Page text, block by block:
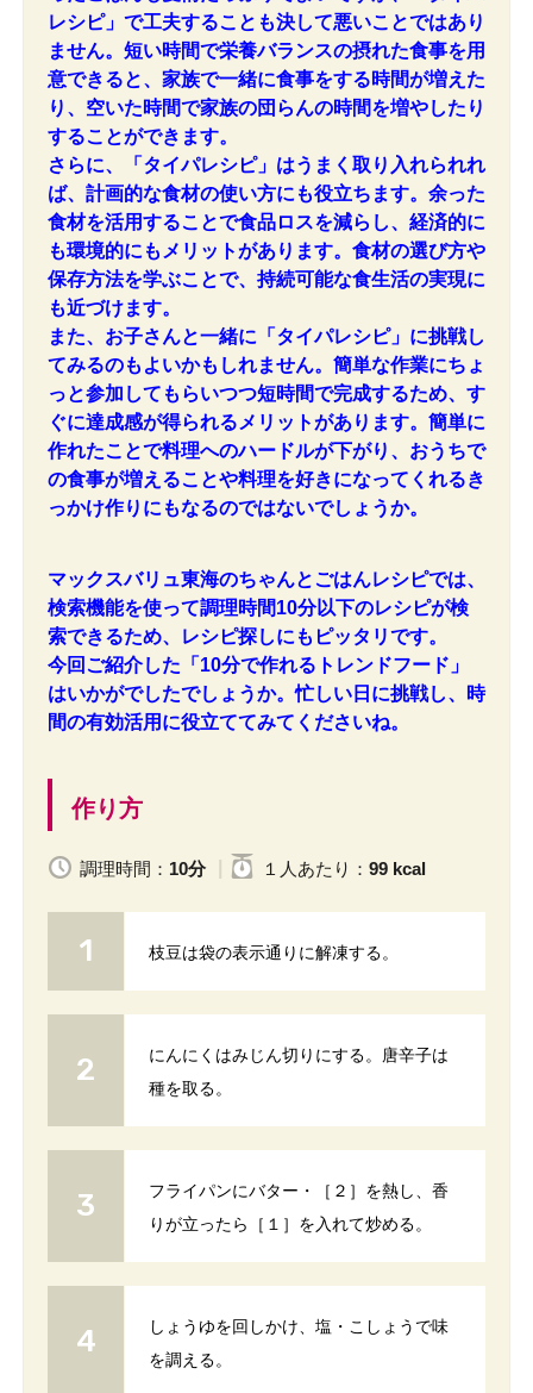
レシピ」で工夫することも決して悪いことではあり
ません。短い時間で栄養バランスの摂れた食事を用
意できると、家族で一緒に食事をする時間が増えた
り、空いた時間で家族の団らんの時間を増やしたり
することができます。
さらに、「タイパレシピ」はうまく取り入れられれ
ば、計画的な食材の使い方にも役立ちます。余った
食材を活用することで食品ロスを減らし、経済的に
も環境的にもメリットがあります。食材の選び方や
保存方法を学ぶことで、持続可能な食生活の実現に
も近づけます。
また、お子さんと一緒に「タイパレシピ」に挑戦し
てみるのもよいかもしれません。簡単な作業にちょ
っと参加してもらいつつ短時間で完成するため、す
ぐに達成感が得られるメリットがあります。簡単に
作れたことで料理へのハードルが下がり、おうちで
の食事が増えることや料理を好きになってくれるき
っかけ作りにもなるのではないでしょうか。
マックスバリュ東海のちゃんとごはんレシピでは、
検索機能を使って調理時間10分以下のレシピが検
索できるため、レシピ探しにもピッタリです。
今回ご紹介した「10分で作れるトレンドフード」
はいかがでしたでしょうか。忙しい日に挑戦し、時
間の有効活用に役立ててみてくださいね。
作り方
調理時間： 10分 １人 あたり ： 99 kcal
枝豆は袋の表示通りに解凍する。
にんにくはみじん切りにする。唐辛子は
種を取る。
フライパンにバター・［２］を熱し、香
りが立ったら［１］を入れて炒める。
しょうゆを回しかけ、塩・こしょうで味
を調える。